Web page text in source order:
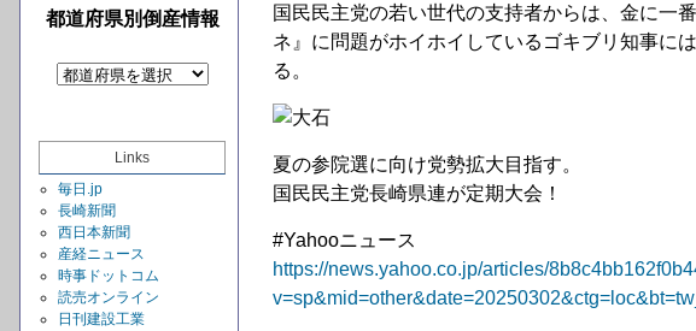
都道府県別倒産情報
Links
毎日.jp
長崎新聞
西日本新聞
産経ニュース
時事ドットコム
読売オンライン
日刊建設工業
国民民主党の若い世代の支持者からは、金に一
ネ』に問題がホイホイしているゴキブリ知事に
る。
夏の参院選に向け党勢拡大目指す。
国民民主党長崎県連が定期大会！
#Yahooニュース
https://news.yahoo.co.jp/articles/